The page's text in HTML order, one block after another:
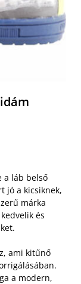
a láb belső
jó a kicsiknek,
márka
kedvelik és
ami kitűnő
a modern,